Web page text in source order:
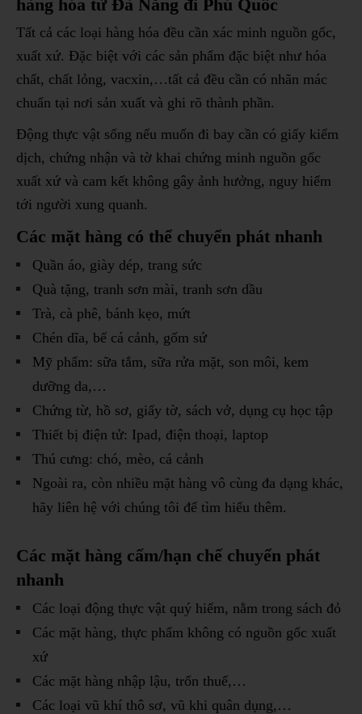
hàng hóa từ Đà Nẵng đi Phú Quốc
Tất cả các loại hàng hóa đều cần xác minh nguồn gốc,
xuất xứ. Đặc biệt với các sản phẩm đặc biệt như hóa
chất, chất lỏng, vacxin,…tất cả đều cần có nhãn mác
chuẩn tại nơi sản xuất và ghi rõ thành phần.
Động thực vật sống nếu muốn đi bay cần có giấy kiểm
dịch, chứng nhận và tờ khai chứng minh nguồn gốc
xuất xứ và cam kết không gây ảnh hưởng, nguy hiểm
tới người xung quanh.
Các mặt hàng có thể chuyển phát nhanh
Quần áo, giày dép, trang sức
Quà tặng, tranh sơn mài, tranh sơn dầu
Trà, cà phê, bánh kẹo, mứt
Chén dĩa, bể cá cảnh, gốm sứ
Mỹ phẩm: sữa tắm, sữa rửa mặt, son môi, kem
dưỡng da,…
Chứng từ, hồ sơ, giấy tờ, sách vở, dụng cụ học tập
Thiết bị điện tử: Ipad, điện thoại, laptop
Thú cưng: chó, mèo, cá cảnh
Ngoài ra, còn nhiều mặt hàng vô cùng đa dạng khác,
hãy liên hệ với chúng tôi để tìm hiểu thêm.
Các mặt hàng cấm/hạn chế chuyển phát
nhanh
Các loại động thực vật quý hiếm, nằm trong sách đỏ
Các mặt hàng, thực phẩm không có nguồn gốc xuất
xứ
Các mặt hàng nhập lậu, trốn thuế,…
Các loại vũ khí thô sơ, vũ khi quân dụng,…